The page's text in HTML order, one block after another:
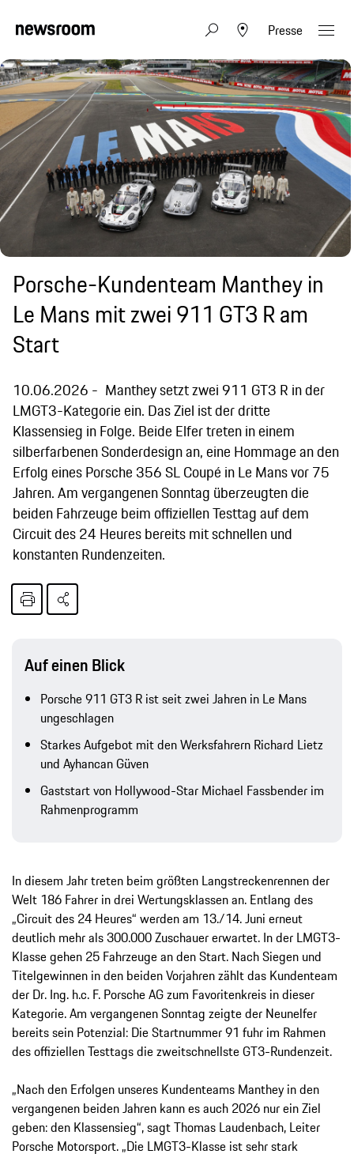
Presse
Porsche-Kundenteam Manthey in
Le Mans mit zwei 911 GT3 R am
Start
10.06.2026
Manthey setzt zwei 911 GT3 R in der
LMGT3-Kategorie ein. Das Ziel ist der dritte
Klassensieg in Folge. Beide Elfer treten in einem
silberfarbenen Sonderdesign an, eine Hommage an den
Erfolg eines Porsche 356 SL Coupé in Le Mans vor 75
Jahren. Am vergangenen Sonntag überzeugten die
beiden Fahrzeuge beim offiziellen Testtag auf dem
Circuit des 24 Heures bereits mit schnellen und
konstanten Rundenzeiten.
Auf einen Blick
Porsche 911 GT3 R ist seit zwei Jahren in Le Mans
ungeschlagen
Starkes Aufgebot mit den Werksfahrern Richard Lietz
und Ayhancan Güven
Gaststart von Hollywood-Star Michael Fassbender im
Rahmenprogramm
In diesem Jahr treten beim größten Langstreckenrennen der
Welt 186 Fahrer in drei Wertungsklassen an. Entlang des
„Circuit des 24 Heures“ werden am 13./14. Juni erneut
deutlich mehr als 300.000 Zuschauer erwartet. In der LMGT3-
Klasse gehen 25 Fahrzeuge an den Start. Nach Siegen und
Titelgewinnen in den beiden Vorjahren zählt das Kundenteam
der Dr. Ing. h.c. F. Porsche AG zum Favoritenkreis in dieser
Kategorie. Am vergangenen Sonntag zeigte der Neunelfer
bereits sein Potenzial: Die Startnummer 91 fuhr im Rahmen
des offiziellen Testtags die zweitschnellste GT3-Rundenzeit.
„Nach den Erfolgen unseres Kundenteams Manthey in den
vergangenen beiden Jahren kann es auch 2026 nur ein Ziel
geben: den Klassensieg“, sagt Thomas Laudenbach, Leiter
Porsche Motorsport. „Die LMGT3-Klasse ist sehr stark